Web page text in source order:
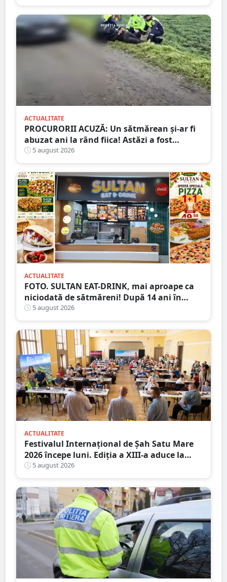
ACTUALITATE
PROCURORII ACUZĂ: Un sătmărean și-ar fi
abuzat ani la rând fiica! Astăzi a fost
arestat!
5 august 2026
ACTUALITATE
FOTO. SULTAN EAT-DRINK, mai aproape ca
niciodată de sătmăreni! După 14 ani în
Micro 17, și-a deschis porțile în Shopping
City Satu Mare
5 august 2026
ACTUALITATE
Festivalul Internațional de Șah Satu Mare
2026 începe luni. Ediția a XIII-a aduce la
start peste 120 de participanți și șahiști din
șase țări.
5 august 2026